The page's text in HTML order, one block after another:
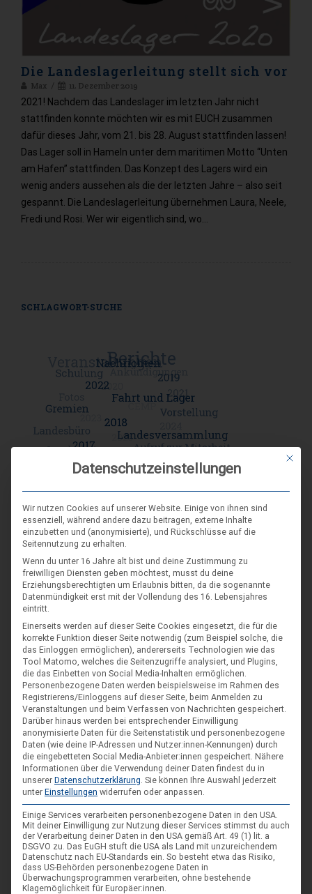
Die Landeslagerleitung stellt sich vor
Max 11. Dezember 2019
2021! Nachdem das Landeslager im letzten Jahr nicht
stattfinden konnte möchten wir es mit EUCH zusammen
dafür dieses Jahr, vom 21. bis 28. August stattfinden lassen!
Das Lager soll in Hameln unter dem maritimen Motto “Unten
am Hafen” stattfinden. Das Konzept des Lagers wird ein
wenig anders aussehen als die der letzten Jahre – also seit
gespannt. Die Landeslagerleitung übernehmen Laura, Neele,
Fredi und Rosi. Wer wir eigentlich sind, wo…
SCHLAGWORT-SUCHE
ARR|JEL Sommertreffen 2026
Blankenburg (Harz)-Wienrode
Landes-NAP 2026
4. Sep. 26
Hameln
04
Sep.
Spieleseminar - Werde zur Spielfigur“ -
Spiele im XXL-Format
4. Sep. 26
Suderburg
[alle Veranstaltungen]
AKTUELLE BEITRÄGE AUF INSTAGRAM
Mit
Datenschutzeinstellungen
Wir nutzen Cookies auf unserer Website. Einige von ihnen sind
essenziell, während andere dazu beitragen, externe Inhalte
einzubetten und (anonymisierte), und Rückschlüsse auf die
Seitennutzung zu erhalten.
Wenn du unter 16 Jahre alt bist und deine Zustimmung zu
freiwilligen Diensten geben möchtest, musst du deine
Erziehungsberechtigten um Erlaubnis bitten, da die sogenannte
Datenmündigkeit erst mit der Vollendung des 16. Lebensjahres
eintritt.
Einerseits werden auf dieser Seite Cookies eingesetzt, die für die
korrekte Funktion dieser Seite notwendig (zum Beispiel solche, die
das Einloggen ermöglichen), andererseits Technologien wie das
Tool Matomo, welches die Seitenzugriffe analysiert, und Plugins,
die das Einbetten von Social Media-Inhalten ermöglichen.
Personenbezogene Daten werden beispielsweise im Rahmen des
Registrierens/Einloggens auf dieser Seite, beim Anmelden zu
Veranstaltungen und beim Verfassen von Nachrichten gespeichert.
Darüber hinaus werden bei entsprechender Einwilligung
anonymisierte Daten für die Seitenstatistik und personenbezogene
Daten (wie deine IP-Adressen und Nutzer:innen-Kennungen) durch
die eingebetteten Social Media-Anbieter:innen gespeichert. Nähere
Informationen über die Verwendung deiner Daten findest du in
unserer Datenschutzerklärung Sie können Ihre Auswahl jederzeit
unter Einstellungen widerrufen oder anpassen.
Einige Services verarbeiten personenbezogene Daten in den USA.
Mit deiner Einwilligung zur Nutzung dieser Services stimmst du auch
der Verarbeitung deiner Daten in den USA gemäß Art. 49 (1) lit. a
DSGVO zu. Das EuGH stuft die USA als Land mit unzureichendem
Datenschutz nach EU-Standards ein. So besteht etwa das Risiko,
dass US-Behörden personenbezogene Daten in
Überwachungsprogrammen verarbeiten, ohne bestehende
Klagemöglichkeit für Europäer:innen.